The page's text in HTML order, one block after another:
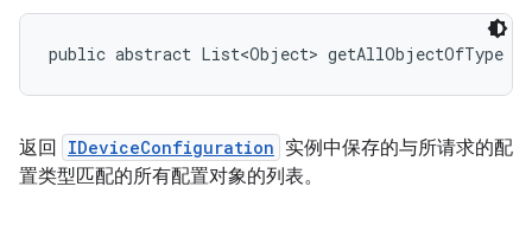
public abstract List<Object> getAllObjectOfType
返回 IDeviceConfiguration 实例中保存的与所请求的配
置类型匹配的所有配置对象的列表。